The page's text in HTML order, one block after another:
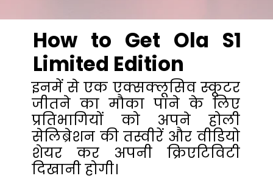
How to Get Ola S1
Limited Edition
इनमें से एक एक्सक्लूसिव स्कूटर
जीतने का मौका पाने के लिए
प्रतिभागियों को अपने होली
सेलिब्रेशन की तस्वीरें और वीडियो
शेयर कर अपनी क्रिएटिविटी
दिखानी होगी।